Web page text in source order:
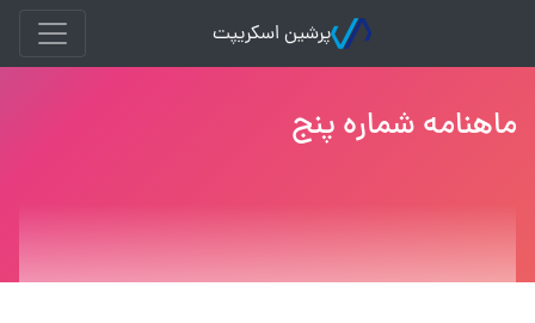
پرشین اسکریپت
ماهنامه شماره پنج